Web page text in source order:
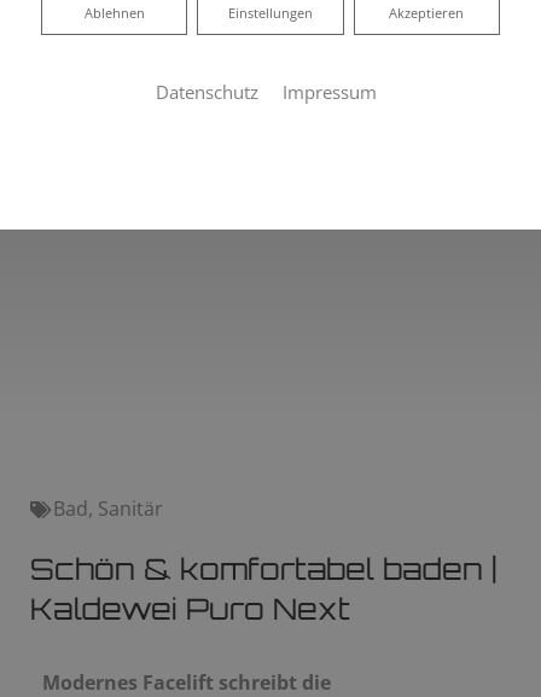
Bad, Sanitär
Schön & komfortabel baden |
Kaldewei Puro Next
Modernes Facelift schreibt die
Akzeptieren
Einstellungen
Ablehnen
Ablehnen
Datenschutz Impressum